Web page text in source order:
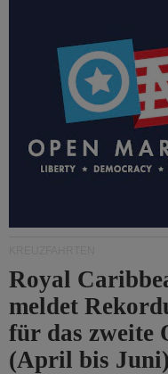
Royal
meldet
für das zweite
(April bis